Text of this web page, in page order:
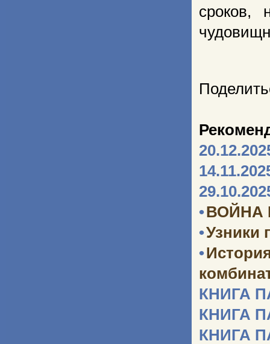
сроков,
•ВОЙНА
•Узники
•
КНИГА
КНИГА
КНИГА